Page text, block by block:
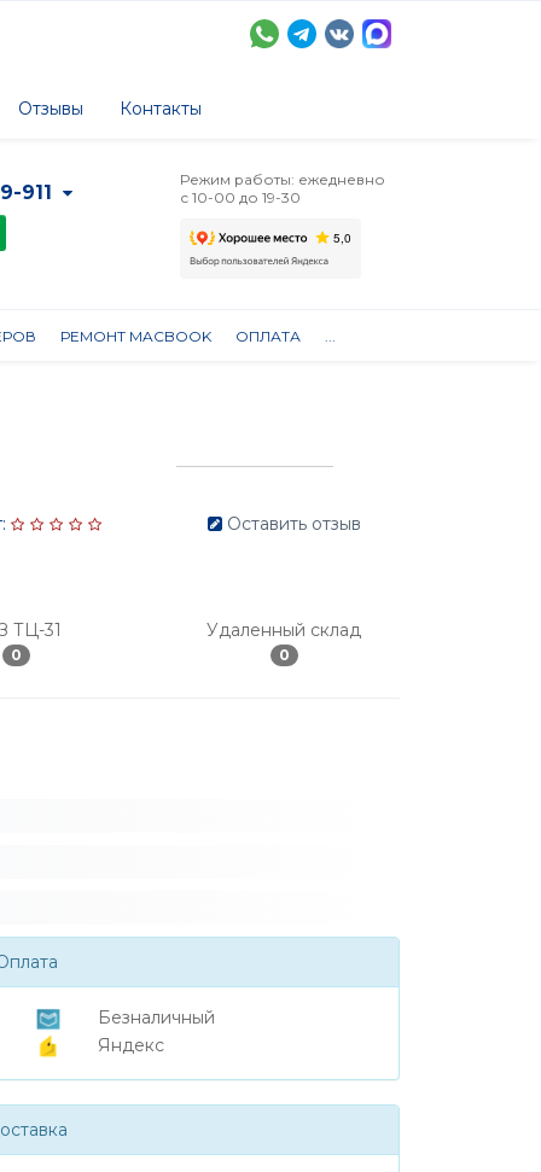
Отзывы Контакты
911
Режим работы: ежедневно
с 10-00 до 19-30
РЕМОНТ MACBOOK ОПЛАТА ...
ТЦ-31
0
Оставить отзыв
Удаленный склад
0
Безналичный
Яндекс